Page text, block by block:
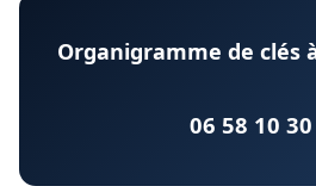
Organigramme de clés
06 58 10